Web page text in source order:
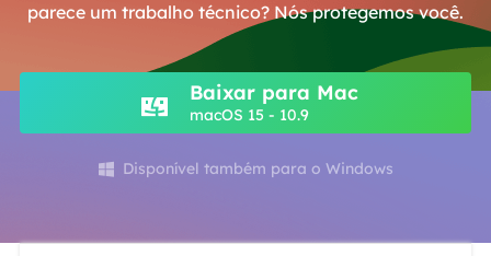
parece um trabalho técnico? Nós protegemos você.
Baixar para Mac
macOS 15 - 10.9
 Disponível também para o Windows